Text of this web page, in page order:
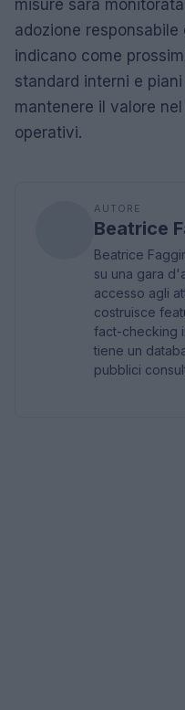
misure sarà
adozione responsabile
indicano come
standard interni e
mantenere il valore
operativi.
AUTORE
Beatrice
Beatrice
su una gara
accesso agli
costruisce
fact-checking
tiene un
pubblici